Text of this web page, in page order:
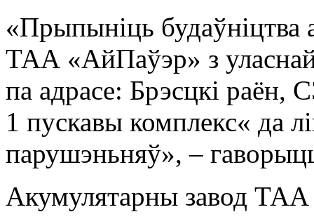
«Прыпыніць будаўніцтва
ТАА «АйПаўэр» з
па адрасе: Брэсцкі раён,
1 пускавы комплекс« да
парушэньняў», –
Акумулятарны завод